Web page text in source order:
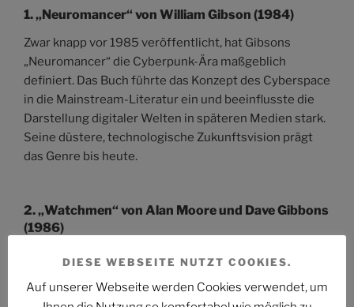
1.„Neuromancer“ von William Gibson (1984)
Zwar knapp vor 1985 veröffentlicht, hat Gibsons
„Neuromancer“ die Cyberpunk-Ära maßgeblich
definiert. Das Buch führte das Konzept des Cyberspace
in die Mainstream-Literatur ein und beeinflusste die
Darstellung digitaler Welten in späteren Medien stark.
Seine düstere, technologische Zukunftsvision prägt
das Genre bis heute.
2.„Watchmen“ von Alan Moore und Dave Gibbons
(1986)
Diese Graphic Novel revolutionierte das Superhelden-
Ambiguität und tiefgründigen Charakteren setzten
DIESE WEBSEITE NUTZT COOKIES.
Auf unserer Webseite werden Cookies verwendet, um